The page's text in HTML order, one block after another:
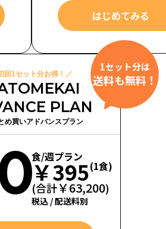
はじめてみる
1セット分は
送料も無料！
回1セット分お得！／
PLAN
め買いアドバンスプラン
食/週プラン
￥395(1食)
(合計￥63,200)
税込 / 配送料別